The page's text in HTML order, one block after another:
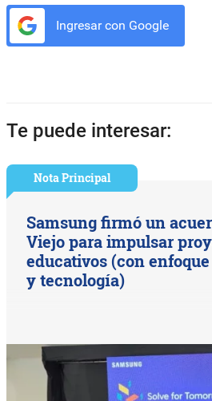
Ingresar con Google
Te puede interesar:
Nota Principal
Samsung firmó un
Viejo para impulsar
educativos (con
y tecnología)